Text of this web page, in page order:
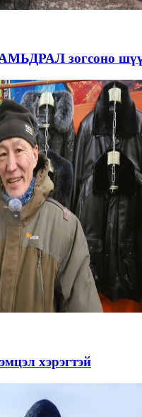
АМЬДРАЛ зогсоно
хэрэгтэй